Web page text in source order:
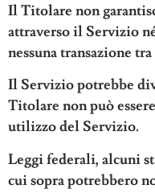
Il Titolare non
attraverso il Servizio
nessuna transazione
Il Servizio potrebbe
Titolare non può
utilizzo del Servizio.
Leggi federali, alcuni
cui sopra potrebbero